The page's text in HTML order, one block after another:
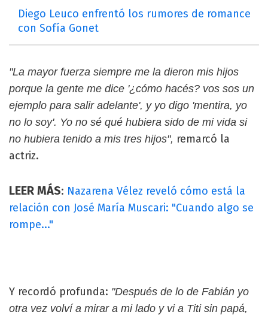
Diego Leuco enfrentó los rumores de romance
con Sofía Gonet
"La mayor fuerza siempre me la dieron mis hijos
porque la gente me dice '¿cómo hacés? vos sos un
ejemplo para salir adelante', y yo digo 'mentira, yo
no lo soy'. Yo no sé qué hubiera sido de mi vida si
no hubiera tenido a mis tres hijos", remarcó la
actriz.
LEER MÁS: Nazarena Vélez reveló cómo está la
relación con José María Muscari: "Cuando algo se
rompe..."
Y recordó profunda: "Después de lo de Fabián yo
otra vez volví a mirar a mi lado y vi a Titi sin papá,